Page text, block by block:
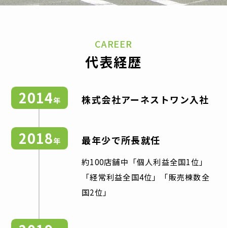
CAREER
代表経歴
2014年 株式会社アーネストワン入社
2018年 最年少で所長就任
約100店舗中「個人利益全国1位」
「経常利益全国4位」「販売棟数全
国2位」